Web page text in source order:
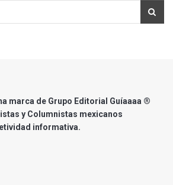
marca de Grupo Editorial Guíaaaa ®
y Columnistas mexicanos
informativa.